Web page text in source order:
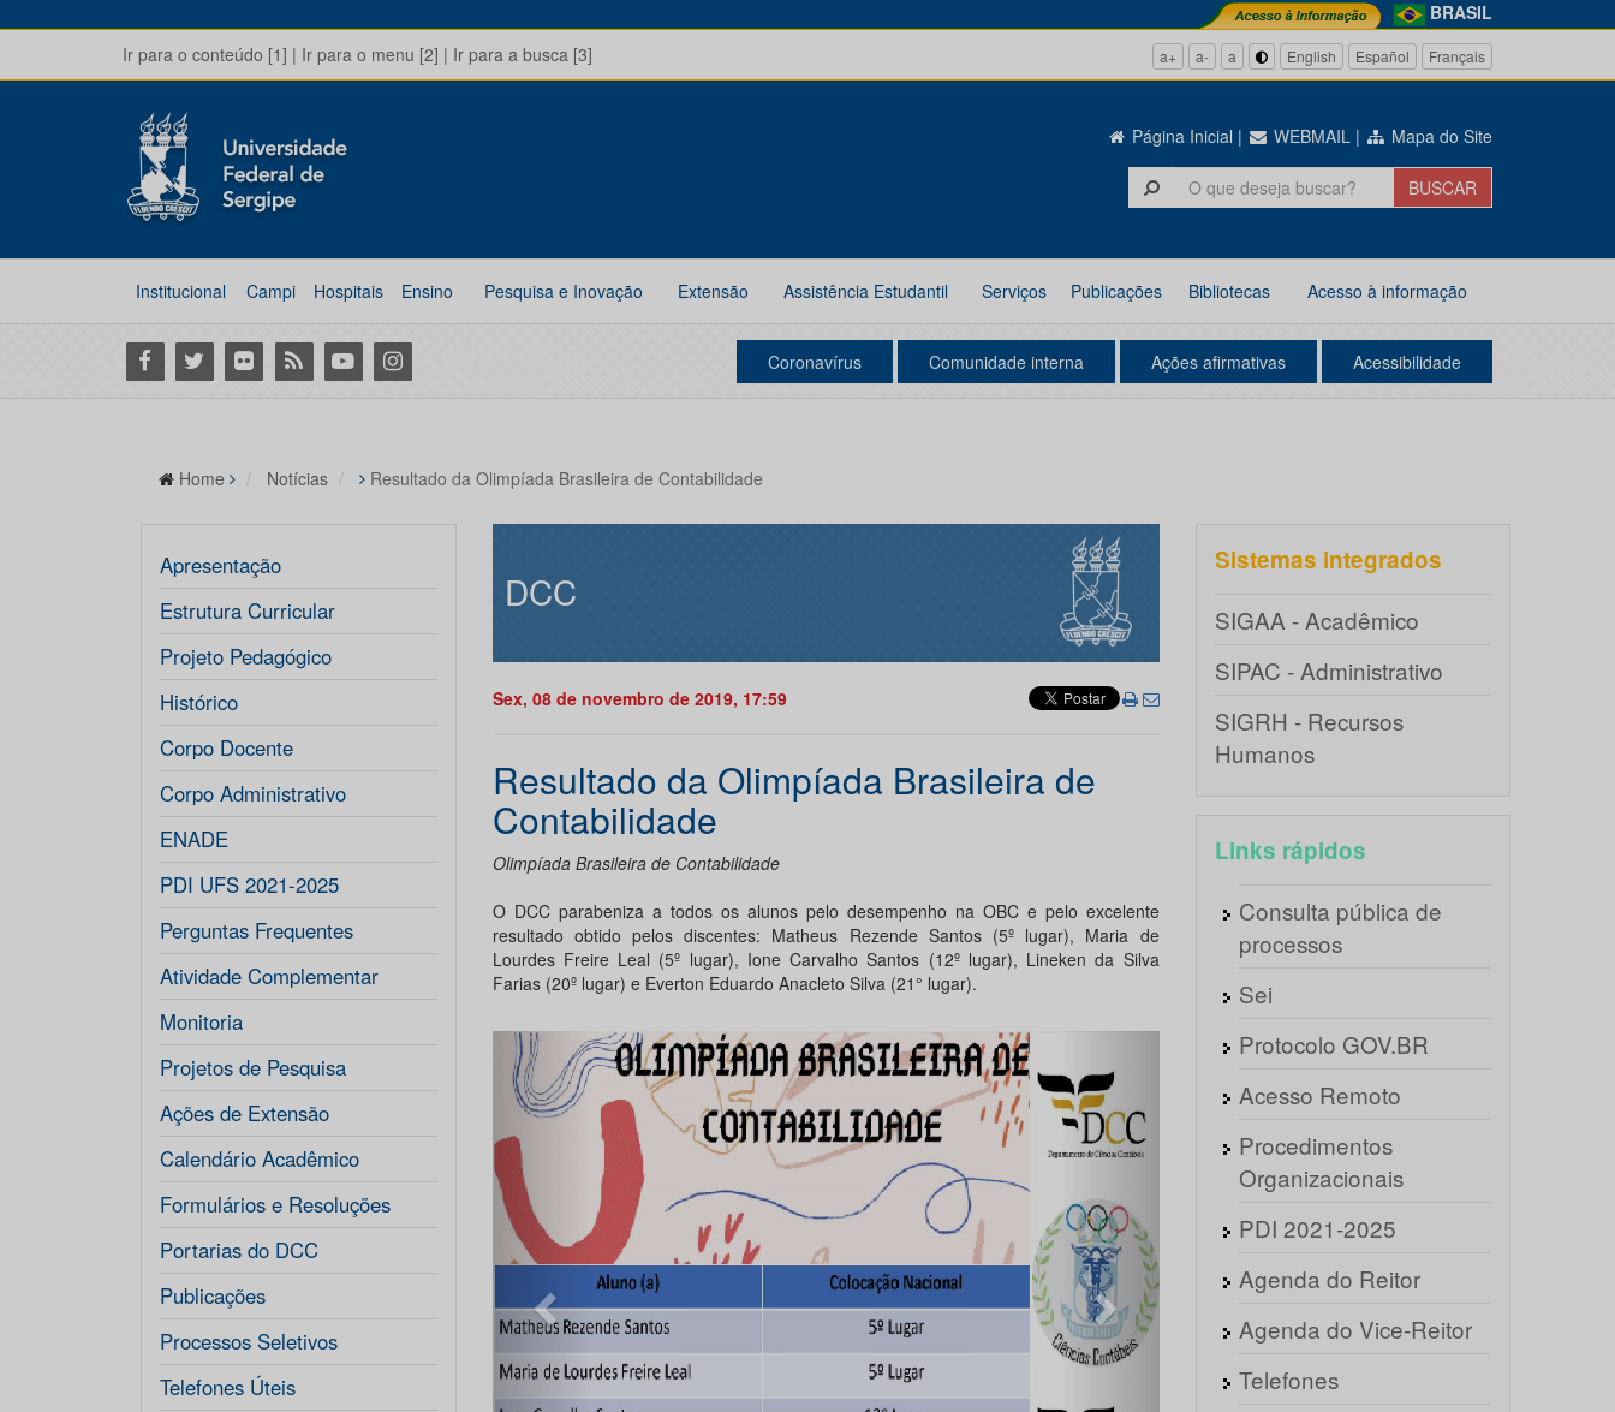
BRASIL
Ir para o conteúdo [1] | Ir para o menu [2] | Ir para a busca [3] a+ a- a English Español Français
Página Inicial | WEBMAIL | Mapa do Site
Institucional Campi Hospitais Ensino Pesquisa e Inovação Extensão Assistência Estudantil Serviços Publicações Bibliotecas Acesso à informação
Facebook
Twitter Flickr RSS YoutubeInstagram Coronavírus Comunidade interna Ações afirmativas Acessibilidade
Home Notícias Resultado da Olimpíada Brasileira de Contabilidade
Apresentação
Estrutura Curricular
Projeto Pedagógico
Histórico
Corpo Docente
Corpo Administrativo
ENADE
PDI UFS 2021-2025
Perguntas Frequentes
Atividade Complementar
Monitoria
Projetos de Pesquisa
Ações de Extensão
Calendário Acadêmico
Formulários e Resoluções
Portarias do DCC
Publicações
Processos Seletivos
Telefones Úteis
DCC
Sex, 08 de novembro de 2019, 17:59
Resultado da Olimpíada Brasileira de
Contabilidade
Olimpíada Brasileira de Contabilidade
O DCC parabeniza a todos os alunos pelo desempenho na OBC e pelo excelente
resultado obtido pelos discentes: Matheus Rezende Santos (5º lugar), Maria de
Lourdes Freire Leal (5º lugar), Ione Carvalho Santos (12º lugar), Lineken da Silva
Farias (20º lugar) e Everton Eduardo Anacleto Silva (21° lugar).
Anterior
Sistemas integrados
SIGAA - Acadêmico
SIPAC - Administrativo
SIGRH - Recursos
Humanos
Links rápidos
Consulta pública de
processos
Sei
Protocolo GOV.BR
Acesso Remoto
Procedimentos
Organizacionais
PDI 2021-2025
Agenda do Reitor
Agenda do Vice-Reitor
Telefones